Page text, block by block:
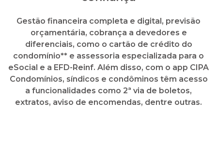
Gestão financeira completa e digital, previsão
orçamentária, cobrança a devedores e
diferenciais, como o cartão de crédito do
condomínio** e assessoria especializada para o
eSocial e a EFD-Reinf. Além disso, com o app CIPA
Condomínios, síndicos e condôminos têm acesso
a funcionalidades como 2ª via de boletos,
extratos, aviso de encomendas, dentre outras.